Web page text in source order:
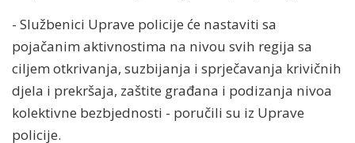
- Službenici Uprave policije će nastaviti sa
pojačanim aktivnostima na nivou svih regija sa
ciljem otkrivanja, suzbijanja i sprječavanja krivičnih
djela i prekršaja, zaštite građana i podizanja nivoa
kolektivne bezbjednosti - poručili su iz Uprave
policije.